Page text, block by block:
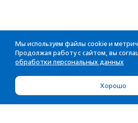
Мы используем файлы cookie и
Продолжая работу с сайтом, вы
обработки персональных данных
Хорошо